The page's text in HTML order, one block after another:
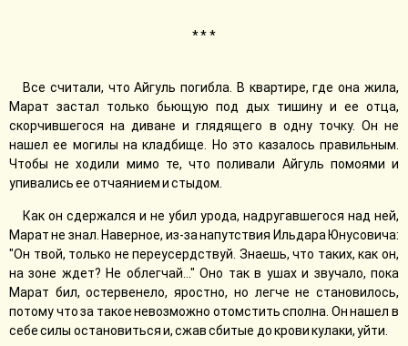
* * *
Все считали, что Айгуль погибла. В квартире, где она жила,
Марат застал только бьющую под дых тишину и ее отца,
скорчившегося на диване и глядящего в одну точку. Он не
нашел ее могилы на кладбище. Но это казалось правильным.
Чтобы не ходили мимо те, что поливали Айгуль помоями и
упивались ее отчаянием и стыдом.
Как он сдержался и не убил урода, надругавшегося над ней,
Марат не знал. Наверное, из-за напутствия Ильдара Юнусовича:
"Он твой, только не переусердствуй. Знаешь, что таких, как он,
на зоне ждет? Не облегчай..." Оно так в ушах и звучало, пока
Марат бил, остервенело, яростно, но легче не становилось,
потому что за такое невозможно отомстить сполна. Он нашел в
себе силы остановиться и, сжав сбитые до крови кулаки, уйти.